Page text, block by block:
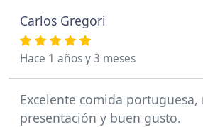
Carlos Gregori
Hace 1 años y 3 meses
Excelente comida portuguesa,
presentación y buen gusto.